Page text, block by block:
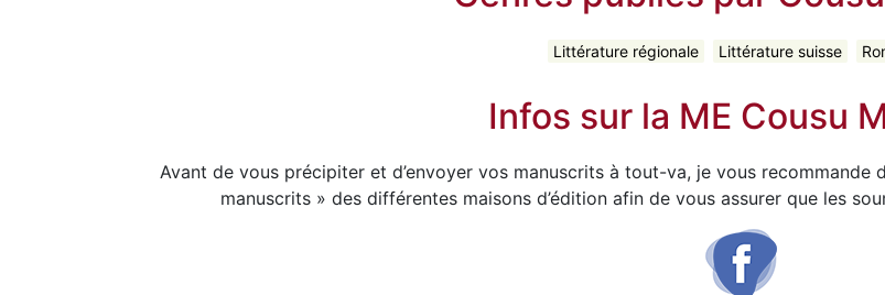
Littérature régionale Littérature suisse
Infos sur la ME Cousu
Avant de vous précipiter et d’envoyer vos manuscrits à tout-va, je vous
manuscrits » des différentes maisons d’édition afin de vous assurer que les